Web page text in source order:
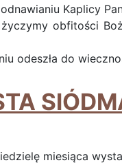
Kaplicy
obfitości
odeszła do
miesiąca